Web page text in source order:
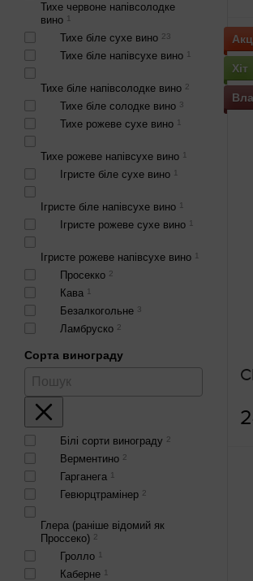
Хіт
Тихе червоне напівсолодке
вино 1
Тихе біле сухе вино 23
Тихе біле напівсухе вино 1
Тихе біле напівсолодке вино 2
Тихе біле солодке вино 3
Тихе рожеве сухе вино 1
Тихе рожеве напівсухе вино 1
Ігристе біле сухе вино 1
Ігристе біле напівсухе вино 1
Ігристе рожеве сухе вино 1
Ігристе рожеве напівсухе вино 1
Просекко 2
Кава 1
Безалкогольне 3
Ламбруско 2
Сорта винограду
Білі сорти винограду 2
Верментино 2
Гарганега 1
Гевюрцтрамінер 2
Глера (раніше відомий як
Проссеко) 2
Гролло 1
Каберне 1